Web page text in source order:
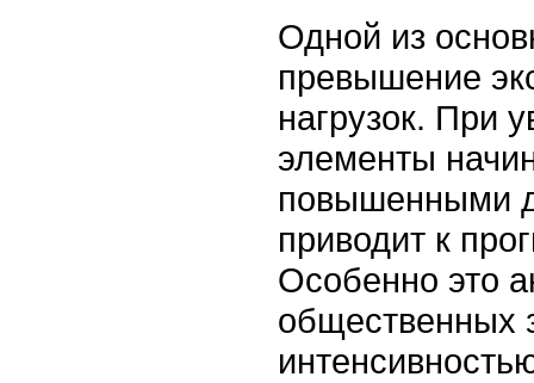
Одной из
превышение
нагрузок. При
элементы
повышенными
приводит к
Особенно это
общественных